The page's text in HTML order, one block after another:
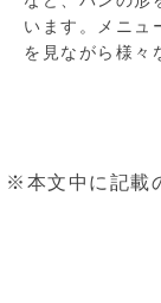
います。メニュ
を見ながら様々
※本文中に記載